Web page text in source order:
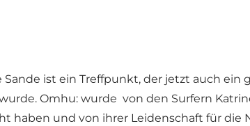
Sande ist ein Treffpunkt, der jetzt auch
Omhu: wurde von den Surfern
haben und von ihrer Leidenschaft für die